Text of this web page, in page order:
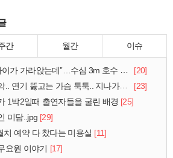
간 월간 이슈
가라앉는데”…수심 3m 호수 뛰어든 60대 의인
[20]
기 뚫고는 가슴 툭툭.. 지나가던 아재의 정체
[23]
1박2일때 출연자들을 굴린 배경 [25]
미담..jpg [29]
치 예약 다 찼다는 미용실 [11]
요원 이야기 [17]